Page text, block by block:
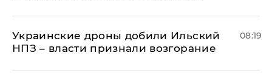
Украинские дроны добили Ильский
НПЗ – власти признали возгорание
08:19